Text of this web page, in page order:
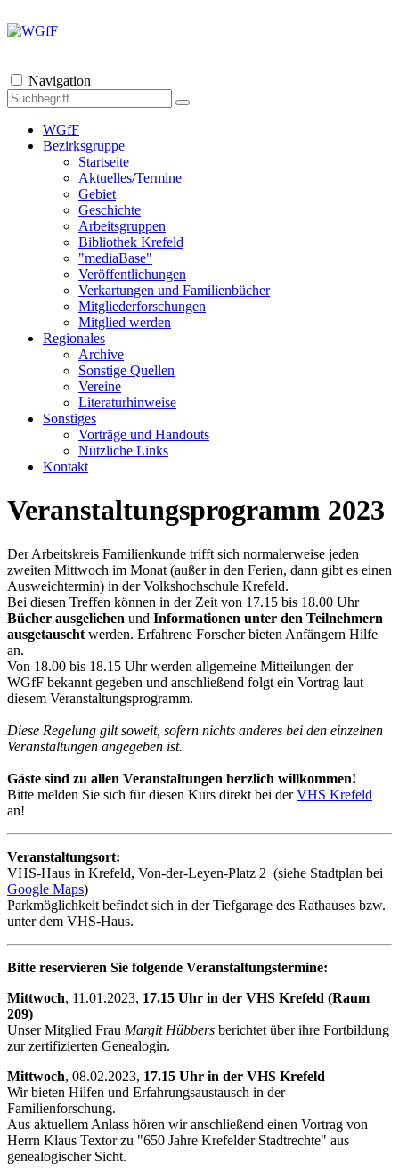
Navigation
WGfF
Bezirksgruppe
Startseite
Aktuelles/Termine
Gebiet
Geschichte
Arbeitsgruppen
Bibliothek Krefeld
"mediaBase"
Veröffentlichungen
Verkartungen und Familienbücher
Mitgliederforschungen
Mitglied werden
Regionales
Archive
Sonstige Quellen
Vereine
Literaturhinweise
Sonstiges
Vorträge und Handouts
Nützliche Links
Kontakt
Veranstaltungsprogramm 2023
Der Arbeitskreis Familienkunde trifft sich normalerweise jeden
zweiten Mittwoch im Monat (außer in den Ferien, dann gibt es einen
Ausweichtermin) in der Volkshochschule Krefeld.
Bei diesen Treffen können in der Zeit von 17.15 bis 18.00 Uhr
Bücher ausgeliehen und Informationen unter den Teilnehmern
ausgetauscht werden. Erfahrene Forscher bieten Anfängern Hilfe
an.
Von 18.00 bis 18.15 Uhr werden allgemeine Mitteilungen der
WGfF bekannt gegeben und anschließend folgt ein Vortrag laut
diesem Veranstaltungsprogramm.
Diese Regelung gilt soweit, sofern nichts anderes bei den einzelnen
Veranstaltungen angegeben ist.
Gäste sind zu allen Veranstaltungen herzlich willkommen!
Bitte melden Sie sich für diesen Kurs direkt bei derVHS Krefeld
an!
Veranstaltungsort:
VHS-Haus in Krefeld, Von-der-Leyen-Platz 2 (siehe Stadtplan bei
Google Maps)
Parkmöglichkeit befindet sich in der Tiefgarage des Rathauses bzw.
unter dem VHS-Haus.
Bitte reservieren Sie folgende Veranstaltungstermine:
Mittwoch, 11.01.2023, 17.15 Uhr in der VHS Krefeld (Raum
209)
Unser Mitglied Frau Margit Hübbers berichtet über ihre Fortbildung
zur zertifizierten Genealogin.
Mittwoch, 08.02.2023, 17.15 Uhr in der VHS Krefeld
Wir bieten Hilfen und Erfahrungsaustausch in der
Familienforschung.
Aus aktuellem Anlass hören wir anschließend einen Vortrag von
Herrn Klaus Textor zu "650 Jahre Krefelder Stadtrechte" aus
genealogischer Sicht.